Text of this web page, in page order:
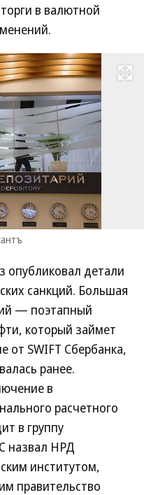
в валютной
Развернуть
опубликовал детали
санкций. Большая
— поэтапный
который займет
от SWIFT Сбербанка,
ранее.
в
расчетного
в группу
назвал НРД
институтом,
правительство